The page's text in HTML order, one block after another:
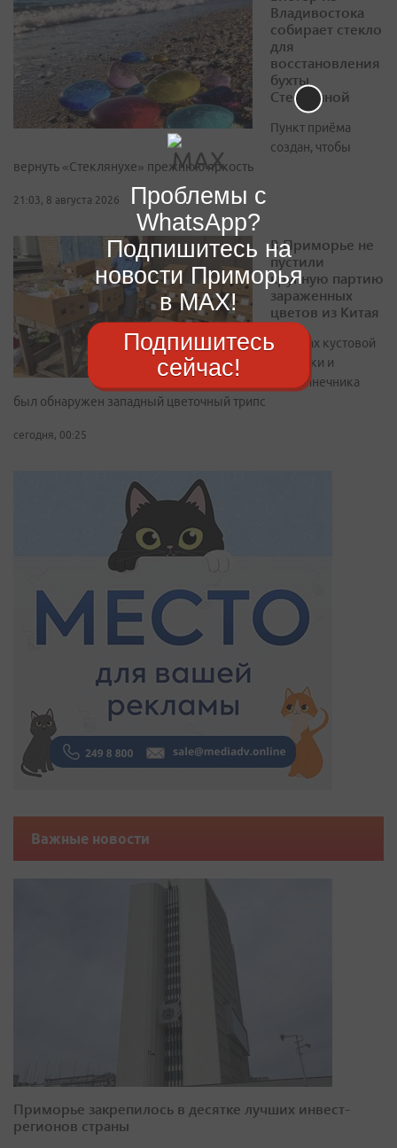
Владивостока
собирает стекло
для
восстановления
бухты
Стеклянной
Пункт приёма
создан, чтобы
вернуть «Стеклянухе» прежнюю яркость
21:03, 8 августа 2026
В Приморье не
пустили
крупную партию
зараженных
цветов из Китая
В срезах кустовой
гвоздики и
подсолнечника
был обнаружен западный цветочный трипс
сегодня, 00:25
Важные новости
Приморье закрепилось в десятке лучших инвест-
регионов страны
Проблемы с
WhatsApp?
Подпишитесь на
новости Приморья
в MAX!
Подпишитесь
сейчас!